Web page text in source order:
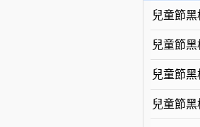
兒童節
兒童節
兒童節
兒童節